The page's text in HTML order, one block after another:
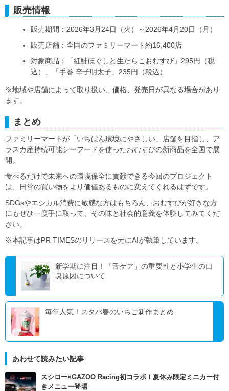
販売情報
販売期間：2026年3月24日（火）～2026年4月20日（月）
販売店舗：全国のファミリーマート約16,400店
対象商品：「紅鮭ほぐしと生たらこおむすび」295円（税
込）、「手巻 辛子明太子」235円（税込）
※地域や店舗によって取り扱い、価格、発売日が異なる場合があり
ます。
まとめ
ファミリーマートが「いちばん環境にやさしい」店舗を目指し、ア
ラスカ産持続可能シーフードを使ったおむすびの新商品を全国で展
開。
食べるだけで未来への環境保全に貢献できる今回のプロジェクト
は、日常の買い物をより価値あるものに変えてくれるはずです。
SDGsやエシカル消費に敏感な方はもちろん、おむすびが好きな方
にもぜひ一度手に取って、その味と社会的意義を体験してみてくだ
さい。
※本記事はPR TIMESのリリースを元にAIが執筆しています。
新学期に注目！「舌ケア」の重要性と小学生の口
臭原因について
毎年人気！スタバ春のいちご新作まとめ
あわせて読みたい記事
スシロー×GAZOO Racing初コラボ！夏休み限定ミニカー付
きメニュー登場